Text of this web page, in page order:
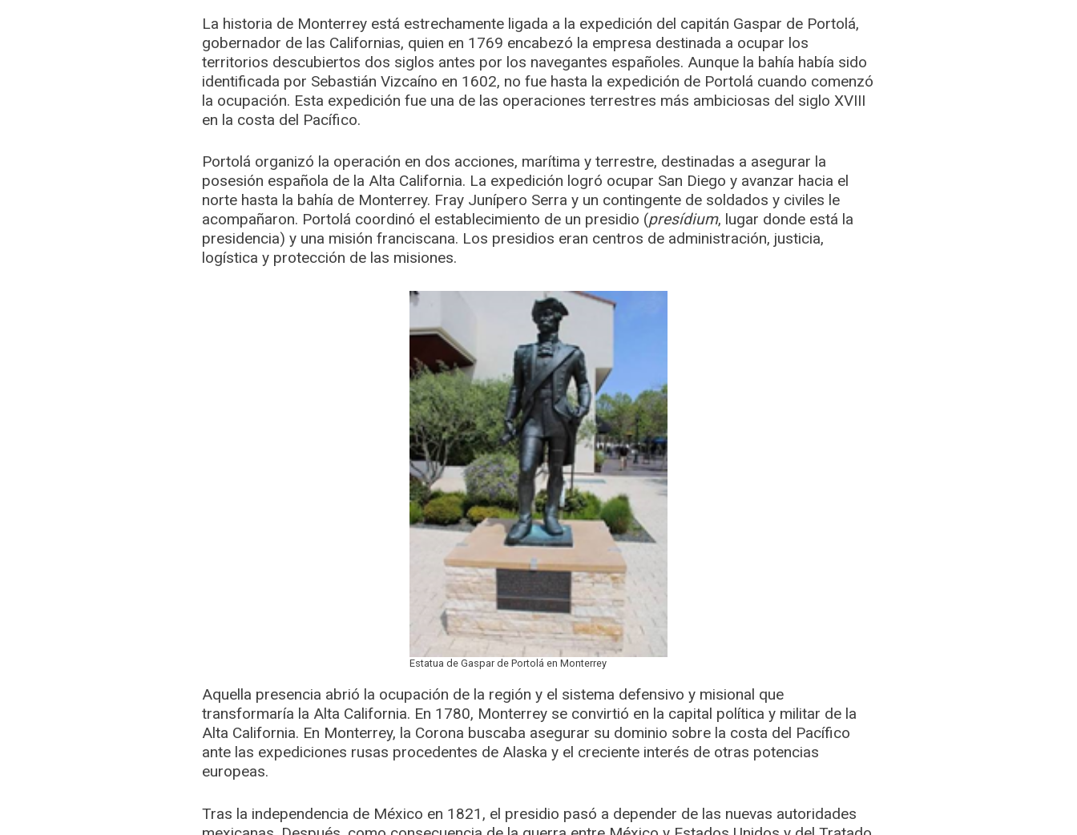
La historia de Monterrey está estrechamente ligada a la expedición del capitán Gaspar de Portolá,
gobernador de las Californias, quien en 1769 encabezó la empresa destinada a ocupar los
territorios descubiertos dos siglos antes por los navegantes españoles. Aunque la bahía había sido
identificada por Sebastián Vizcaíno en 1602, no fue hasta la expedición de Portolá cuando comenzó
la ocupación. Esta expedición fue una de las operaciones terrestres más ambiciosas del siglo XVIII
en la costa del Pacífico.
Portolá organizó la operación en dos acciones, marítima y terrestre, destinadas a asegurar la
posesión española de la Alta California. La expedición logró ocupar San Diego y avanzar hacia el
norte hasta la bahía de Monterrey. Fray Junípero Serra y un contingente de soldados y civiles le
acompañaron. Portolá coordinó el establecimiento de un presidio (presídium, lugar donde está la
presidencia) y una misión franciscana. Los presidios eran centros de administración, justicia,
logística y protección de las misiones.
Estatua de Gaspar de Portolá en Monterrey
Aquella presencia abrió la ocupación de la región y el sistema defensivo y misional que
transformaría la Alta California. En 1780, Monterrey se convirtió en la capital política y militar de la
Alta California. En Monterrey, la Corona buscaba asegurar su dominio sobre la costa del Pacífico
ante las expediciones rusas procedentes de Alaska y el creciente interés de otras potencias
europeas.
Tras la independencia de México en 1821, el presidio pasó a depender de las nuevas autoridades